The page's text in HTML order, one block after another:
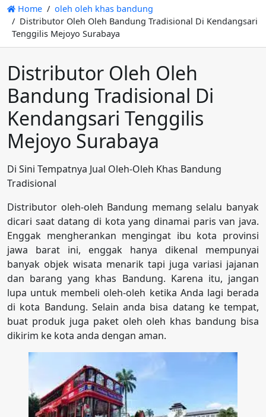
Home
oleh oleh khas bandung
Distributor Oleh Oleh Bandung Tradisional Di Kendangsari
Tenggilis Mejoyo Surabaya
Distributor Oleh Oleh
Bandung Tradisional Di
Kendangsari Tenggilis
Mejoyo Surabaya
Di Sini Tempatnya Jual Oleh-Oleh Khas Bandung
Tradisional
Distributor oleh-oleh Bandung memang selalu banyak
dicari saat datang di kota yang dinamai paris van java.
Enggak mengherankan mengingat ibu kota provinsi
jawa barat ini, enggak hanya dikenal mempunyai
banyak objek wisata menarik tapi juga variasi jajanan
dan barang yang khas Bandung. Karena itu, jangan
lupa untuk membeli oleh-oleh ketika Anda lagi berada
di kota Bandung. Selain anda bisa datang ke tempat,
buat produk juga paket oleh oleh khas bandung bisa
dikirim ke kota anda dengan aman.